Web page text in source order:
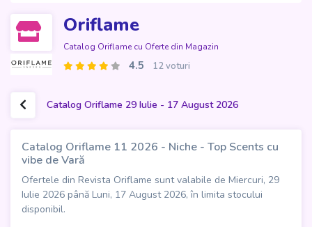
Oriflame
Catalog Oriflame cu Oferte din Magazin
4.5 12 voturi
Catalog Oriflame 29 Iulie - 17 August 2026
Catalog Oriflame 11 2026 - Niche - Top Scents cu
vibe de Vară
Ofertele din Revista Oriflame sunt valabile de Miercuri, 29
Iulie 2026 până Luni, 17 August 2026, în limita stocului
disponibil.